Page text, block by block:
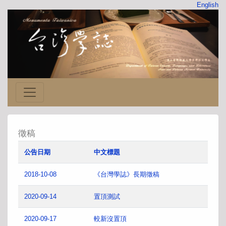
English
徵稿
公告日期 中文標題
2018-10-08 《台灣學誌》長期徵稿
2020-09-14 置頂測試
2020-09-17 較新沒置頂